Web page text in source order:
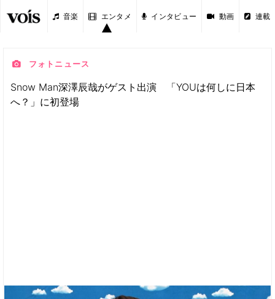
音楽 エンタメ インタビュー 動画 連載
フォトニュース
Snow Man深澤辰哉がゲスト出演 「YOUは何しに日本
へ？」に初登場